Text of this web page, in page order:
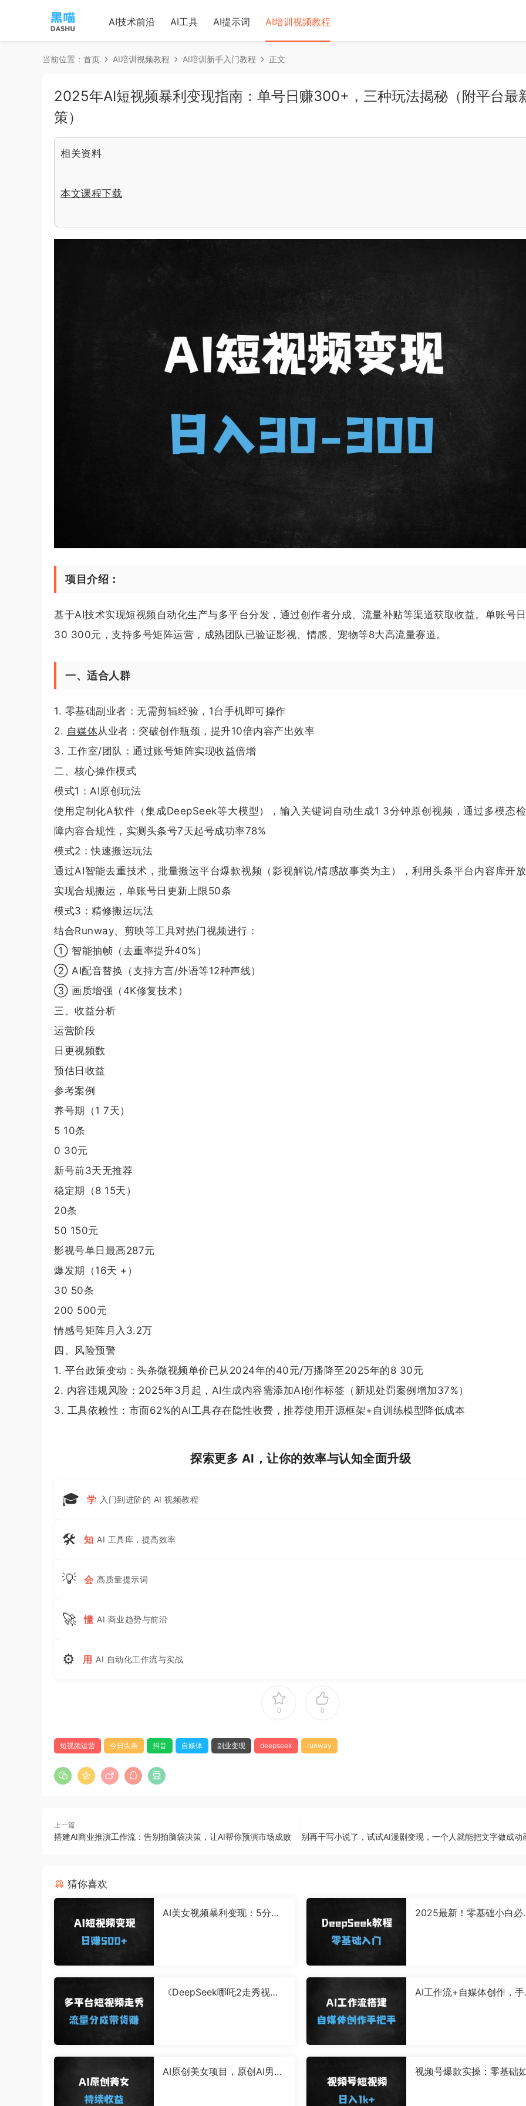
AI技术前沿 AI工具 AI提示词 AI培训视频教程
当前位置： 首页 AI培训视频教程 AI培训新手入门教程 正文
2025年AI短视频暴利变现指南：单号日赚300+，三种玩法揭秘（附平台最
策）
相关资料
本文课程下载
项目介绍：
基于AI技术实现短视频自动化生产与多平台分发，通过创作者分成、流量补贴等渠道获取收益。单账号
30 300元，支持多号矩阵运营，成熟团队已验证影视、情感、宠物等8大高流量赛道。
一、适合人群
1. 零基础副业者：无需剪辑经验，1台手机即可操作
2. 自媒体从业者：突破创作瓶颈，提升10倍内容产出效率
3. 工作室/团队：通过账号矩阵实现收益倍增
二、核心操作模式
模式1：AI原创玩法
使用定制化A软件（集成DeepSeek等大模型），输入关键词自动生成1 3分钟原创视频，通过多模态
障内容合规性，实测头条号7天起号成功率78%
模式2：快速搬运玩法
通过AI智能去重技术，批量搬运平台爆款视频（影视解说/情感故事类为主），利用头条平台内容库开
实现合规搬运，单账号日更新上限50条
模式3：精修搬运玩法
结合Runway、剪映等工具对热门视频进行：
① 智能抽帧（去重率提升40%）
② AI配音替换（支持方言/外语等12种声线）
③ 画质增强（4K修复技术）
三、收益分析
运营阶段
日更视频数
预估日收益
参考案例
养号期（1 7天）
5 10条
0 30元
新号前3天无推荐
稳定期（8 15天）
20条
50 150元
影视号单日最高287元
爆发期（16天 +）
30 50条
200 500元
情感号矩阵月入3.2万
四、风险预警
1. 平台政策变动：头条微视频单价已从2024年的40元/万播降至2025年的8 30元
2. 内容违规风险：2025年3月起，AI生成内容需添加AI创作标签（新规处罚案例增加37%）
3. 工具依赖性：市面62%的AI工具存在隐性收费，推荐使用开源框架+自训练模型降低成本
探索更多 AI，让你的效率与认知全面升级
🎓 学 入门到进阶的 AI 视频教程
🛠 知 AI 工具库，提高效率
💡 会 高质量提示词
🚀 懂 AI 商业趋势与前沿
⚙ 用 AI 自动化工作流与实战
0 0
短视频运营 今日头条 抖音 自媒体 副业变现 deepseek runway
上一篇
搭建AI商业推演工作流：告别拍脑袋决策，让AI帮你预演市场成败 别再干写小说了，试试AI漫剧变现，一个人就能把文字做成动
猜你喜欢
AI美女视频暴利变现：5分钟
2025最新！零基础小白必
《DeepSeek哪吒2走秀视频3
AI工作流+自媒体创作，
AI原创美女项目，原创AI男粉
视频号爆款实操：零基础